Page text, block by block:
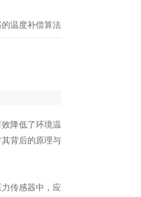
温度补偿算法
降低了环境温
背后的原理与
传感器中，应